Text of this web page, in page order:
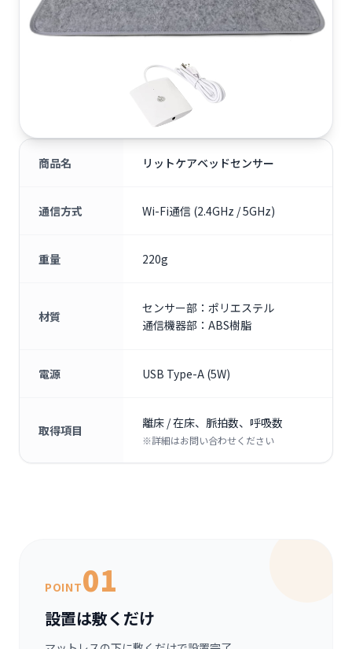
商品名 リットケアベッドセンサー
通信方式 Wi-Fi通信 (2.4GHz / 5GHz)
重量 220g
材質
センサー部：ポリエステル
通信機器部：ABS樹脂
電源 USB Type-A (5W)
取得項目 離床 / 在床、脈拍数、呼吸数
※詳細はお問い合わせください
POINT01
設置は敷くだけ